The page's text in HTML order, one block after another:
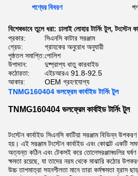
পণ্যের বিবরণ
বিশেষভাবে তুলে ধরা: ঢালাই লোহার টার্নিং টুল,টংস্টেন
প্রকার:
সিএনসি কাটার সরঞ্জাম
গ্রেড:
গ্রাহকের অনুরোধ অনুযায়ী
পৃষ্ঠতল সমাপ্তি:পোলিশ
উপাদান:
দুষ্প্রাপ্য ধাতু কারবাইড
কঠোরতা:
এইচআরএ 91.8-92.5
আকার:
OEM গ্রহণযোগ্য
TNMG160404 ভলফ্রেম কার্বাইড টার্নিং টুল
TNMG160404 ভলফ্রেম কার্বাইড টার্নিং টুল
টংস্টেন কার্বাইড সিএনসি কাটিয়া সরঞ্জাম বিভিন্ন
হয়। এই সরঞ্জাম টংস্টেন কার্বাইড এবং কোবাল্ট একটি
অত্যন্ত কঠিন এবং টেকসই করে তোলেসরঞ্জামগুলির ঘর্ষণ
ক্ষমতা রয়েছে, যা তাদের নরম থেকে মাঝারি কঠোর
উচ্চ তাপমাত্রা সহনশীলতা মানে তারা কর্মক্ষমতা